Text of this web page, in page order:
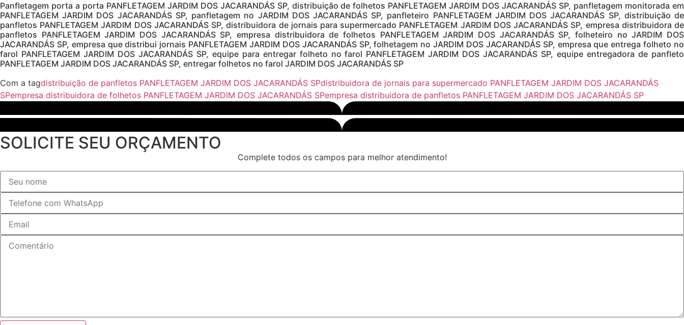
Panfletagem porta a porta PANFLETAGEM JARDIM DOS JACARANDÁS SP, distribuição de folhetos PANFLETAGEM JARDIM DOS JACARANDÁS SP, panfletagem monitorada em
PANFLETAGEM JARDIM DOS JACARANDÁS SP, panfletagem no JARDIM DOS JACARANDÁS SP, panfleteiro PANFLETAGEM JARDIM DOS JACARANDÁS SP, distribuição de
panfletos PANFLETAGEM JARDIM DOS JACARANDÁS SP, distribuidora de jornais para supermercado PANFLETAGEM JARDIM DOS JACARANDÁS SP, empresa distribuidora de
panfletos PANFLETAGEM JARDIM DOS JACARANDÁS SP, empresa distribuidora de folhetos PANFLETAGEM JARDIM DOS JACARANDÁS SP, folheteiro no JARDIM DOS
JACARANDÁS SP, empresa que distribui jornais PANFLETAGEM JARDIM DOS JACARANDÁS SP, folhetagem no JARDIM DOS JACARANDÁS SP, empresa que entrega folheto no
farol PANFLETAGEM JARDIM DOS JACARANDÁS SP, equipe para entregar folheto no farol PANFLETAGEM JARDIM DOS JACARANDÁS SP, equipe entregadora de panfleto
PANFLETAGEM JARDIM DOS JACARANDÁS SP, entregar folhetos no farol JARDIM DOS JACARANDÁS SP
Com a tagdistribuição de panfletos PANFLETAGEM JARDIM DOS JACARANDÁS SPdistribuidora de jornais para supermercado PANFLETAGEM JARDIM DOS JACARANDÁS
SPempresa distribuidora de folhetos PANFLETAGEM JARDIM DOS JACARANDÁS SPempresa distribuidora de panfletos PANFLETAGEM JARDIM DOS JACARANDÁS SP
SOLICITE SEU ORÇAMENTO
Complete todos os campos para melhor atendimento!